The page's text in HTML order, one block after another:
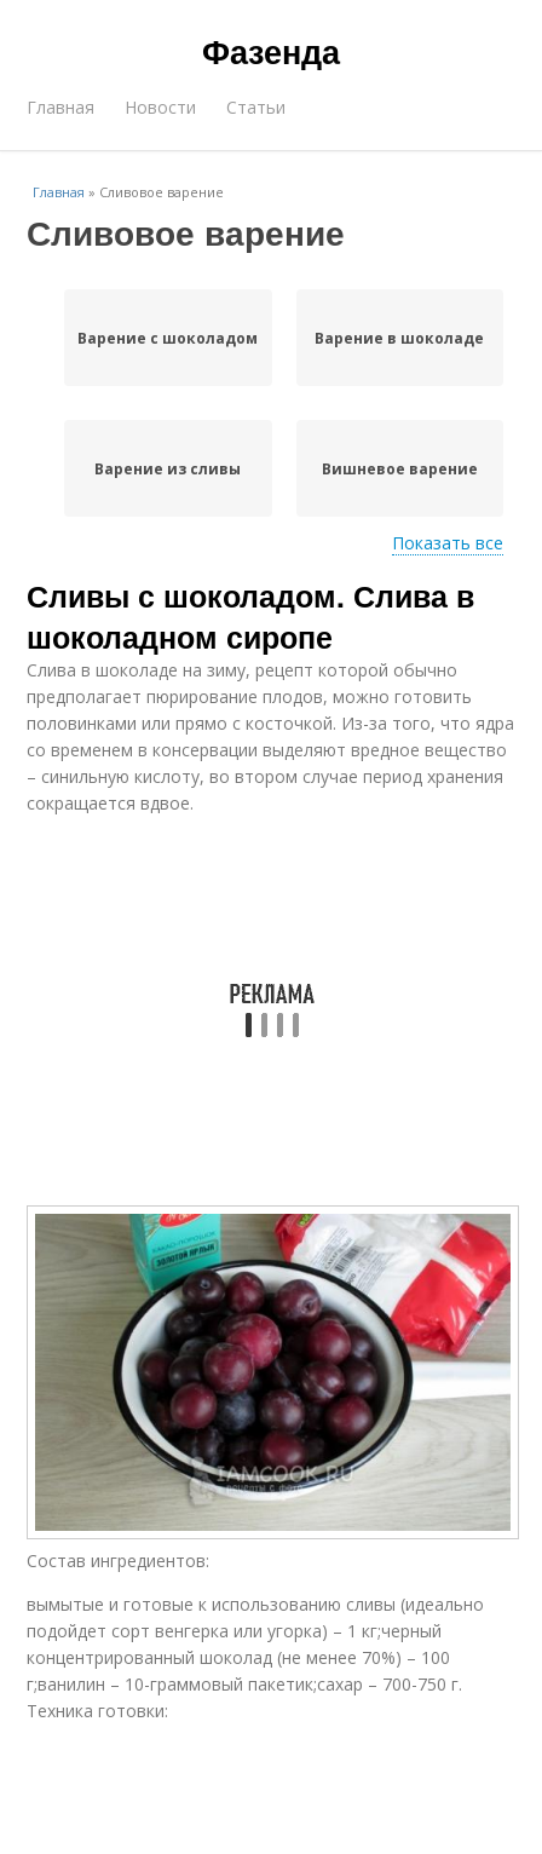
Фазенда
Главная Новости Статьи
Главная » Сливовое варение
Сливовое варение
Варение с шоколадом Варение в шоколаде
Варение из сливы Вишневое варение
Варение из вишни
Варение с целыми
ягодами
Сливовое вино Сливовое повидло
Вкусное варение
Варения из сливы
Сливово-шоколадное
варение
Варение на зиму Варение с маслом
Варение с какао
Варение с орехами Варение от аллы
Показать все
Сливы с шоколадом. Слива в
шоколадном сиропе
Слива в шоколаде на зиму, рецепт которой обычно
предполагает пюрирование плодов, можно готовить
половинками или прямо с косточкой. Из-за того, что ядра
со временем в консервации выделяют вредное вещество
– синильную кислоту, во втором случае период хранения
сокращается вдвое.
Состав ингредиентов:
вымытые и готовые к использованию сливы (идеально
подойдет сорт венгерка или угорка) – 1 кг;черный
концентрированный шоколад (не менее 70%) – 100
г;ванилин – 10-граммовый пакетик;сахар – 700-750 г.
Техника готовки: